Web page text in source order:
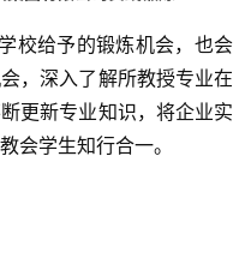
校给予的锻炼机会，也会
，深入了解所教授专业在
更新专业知识，将企业实
会学生知行合一。